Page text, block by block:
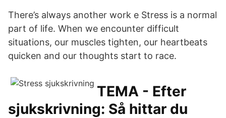
There’s always another work e Stress is a normal
part of life. When we encounter difficult
situations, our muscles tighten, our heartbeats
quicken and our thoughts start to race.
TEMA - Efter
sjukskrivning: Så hittar du